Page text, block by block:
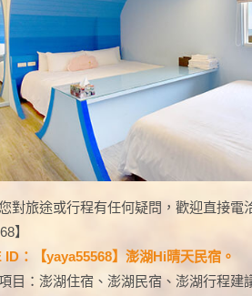
對旅途或行程有任何疑問，歡迎直接電
】
ID：【yaya55568】澎湖Hi晴天民宿。
目：澎湖住宿、澎湖民宿、澎湖行程建